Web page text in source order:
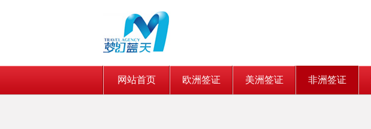
网站首页 欧洲签证 美洲签证 非洲签证